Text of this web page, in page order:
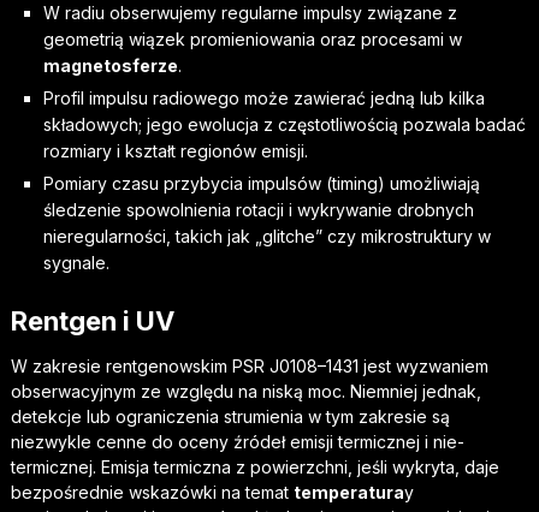
W radiu obserwujemy regularne impulsy związane z
geometrią wiązek promieniowania oraz procesami w
magnetosferze.
Profil impulsu radiowego może zawierać jedną lub kilka
składowych; jego ewolucja z częstotliwością pozwala badać
rozmiary i kształt regionów emisji.
Pomiary czasu przybycia impulsów (timing) umożliwiają
śledzenie spowolnienia rotacji i wykrywanie drobnych
nieregularności, takich jak „glitche” czy mikrostruktury w
sygnale.
Rentgen i UV
W zakresie rentgenowskim PSR J0108–1431 jest wyzwaniem
obserwacyjnym ze względu na niską moc. Niemniej jednak,
detekcje lub ograniczenia strumienia w tym zakresie są
niezwykle cenne do oceny źródeł emisji termicznej i nie-
termicznej. Emisja termiczna z powierzchni, jeśli wykryta, daje
bezpośrednie wskazówki na temat temperaturay